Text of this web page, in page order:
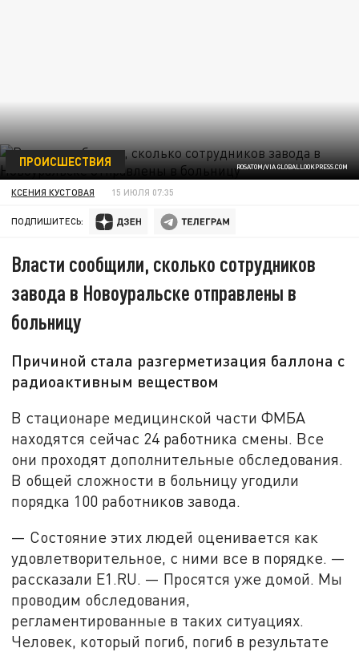
ROSATOM/VIA GLOBALLOOKPRESS.COM
ПРОИСШЕСТВИЯ
КСЕНИЯ КУСТОВАЯ 15 ИЮЛЯ 07:35
ПОДПИШИТЕСЬ:
Власти сообщили, сколько сотрудников
завода в Новоуральске отправлены в
больницу
Причиной стала разгерметизация баллона с
радиоактивным веществом
В стационаре медицинской части ФМБА
находятся сейчас 24 работника смены. Все
они проходят дополнительные обследования.
В общей сложности в больницу угодили
порядка 100 работников завода.
— Состояние этих людей оценивается как
удовлетворительное, с ними все в порядке. —
рассказали Е1.RU. — Просятся уже домой. Мы
проводим обследования,
регламентированные в таких ситуациях.
Человек, который погиб, погиб в результате